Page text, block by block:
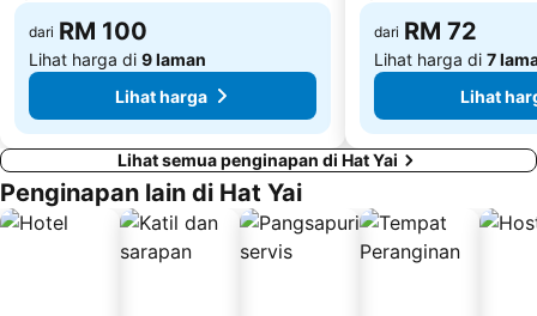
dari RM 100
Lihat harga di 9 laman
Lihat harga
dari RM 72
Lihat harga di 7
Lihat
Lihat semua penginapan di Hat Yai
Penginapan lain di Hat Yai